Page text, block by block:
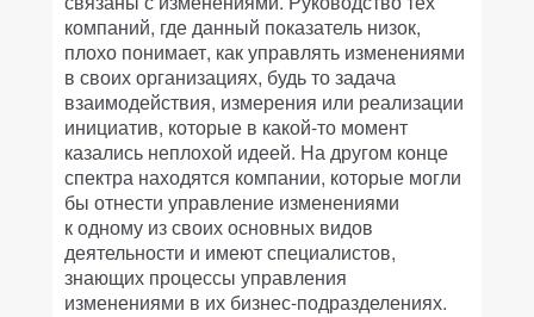
компаний, где данный показатель низок,
плохо понимает, как управлять изменениями
в своих организациях, будь то задача
взаимодействия, измерения или реализации
инициатив, которые в какой-то момент
казались неплохой идеей. На другом конце
спектра находятся компании, которые могли
бы отнести управление изменениями
к одному из своих основных видов
деятельности и имеют специалистов,
знающих процессы управления
изменениями в их бизнес-подразделениях.